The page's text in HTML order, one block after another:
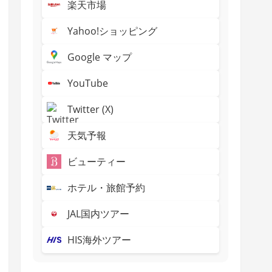
楽天市場
Yahoo!ショッピング
Google マップ
YouTube
Twitter (X)
天気予報
ビューティー
ホテル・旅館予約
JAL国内ツアー
HIS海外ツアー